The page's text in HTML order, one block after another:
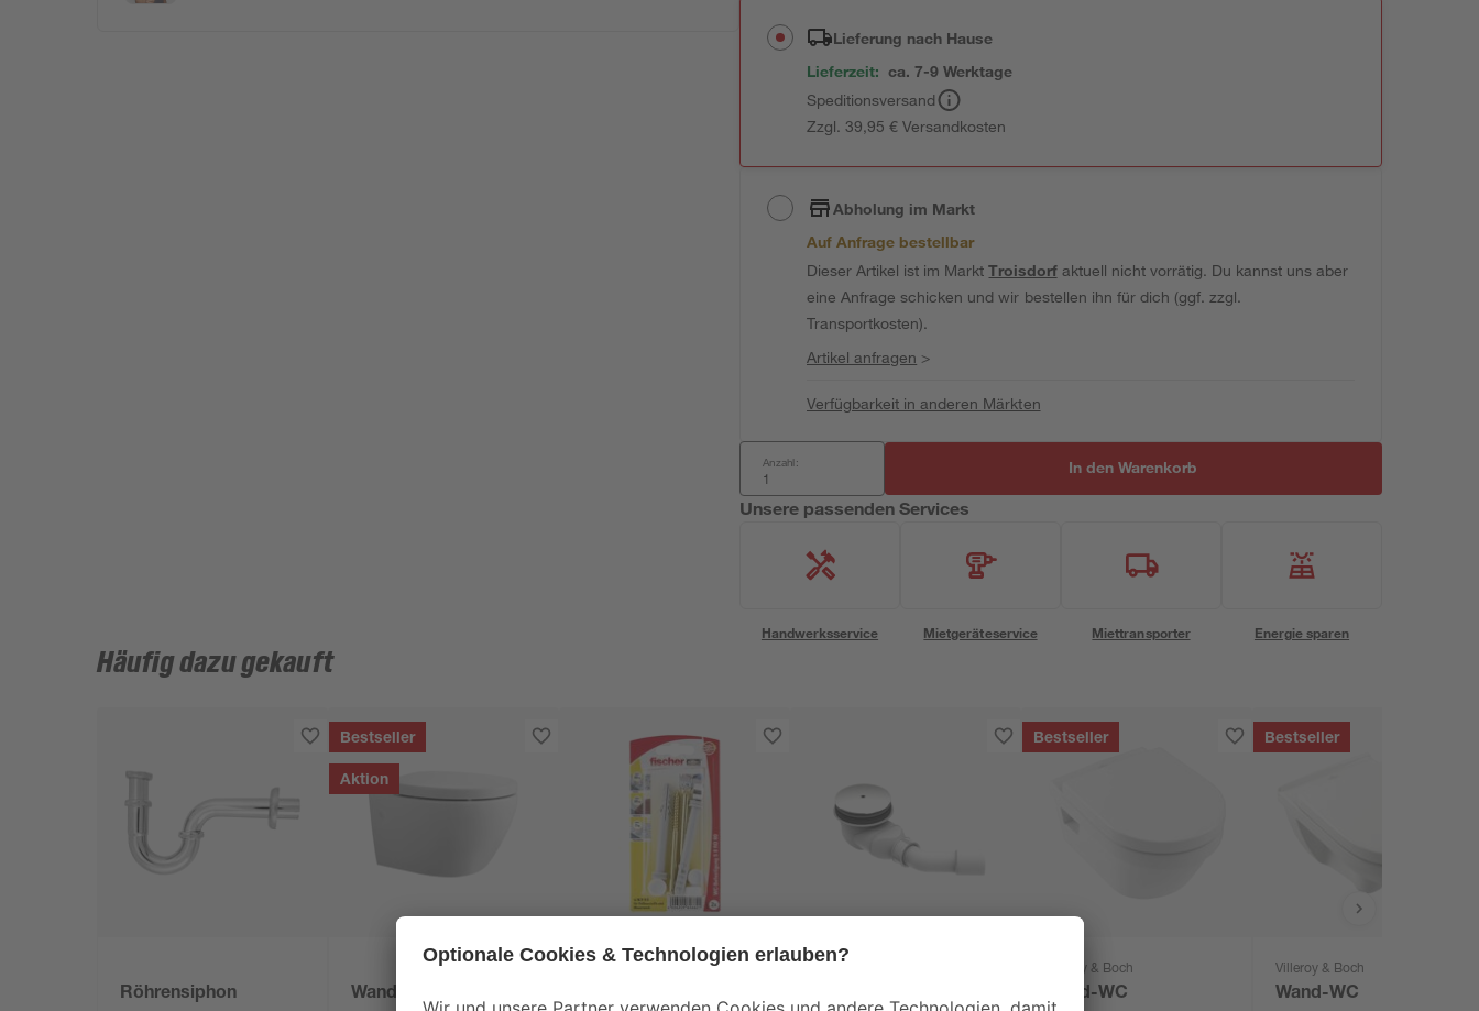
Lieferung nach Hause
Lieferzeit: ca. 7-9 Werktage
Speditionsversand
Zzgl. 39,95 € Versandkosten
Abholung im Markt
Auf Anfrage bestellbar
Dieser Artikel ist im MarktTroisdorfaktuell nicht vorrätig. Du kannst uns aber
eine Anfrage schicken und wir bestellen ihn für dich (ggf. zzgl.
Transportkosten).
Artikel anfragen >
Verfügbarkeit in anderen Märkten
Anzahl: In den Warenkorb
Unsere passenden Services
Handwerksservice Mietgeräteservice Miettransporter Energie sparen
Häufig dazu gekauft
Röhrensiphon
Bestseller
Aktion
Wand-WC
Bestseller
Villeroy & Boch
Wand-WC
Bestseller
Villeroy & Boch
Wand-WC